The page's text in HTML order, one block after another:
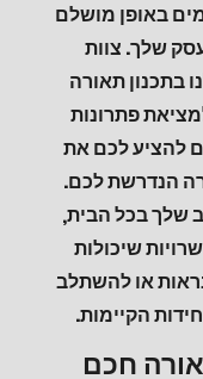
באופן מושלם
שלך. צוות
בתכנון תאורה
פתרונות
להציע לכם את
הנדרשת לכם.
שלך בכל הבית,
שיכולות
או להשתלב
הקיימות.
חכם